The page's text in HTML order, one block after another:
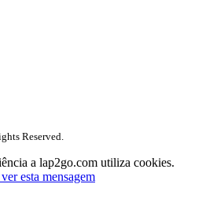
Reserved.
a lap2go.com utiliza cookies.
esta mensagem